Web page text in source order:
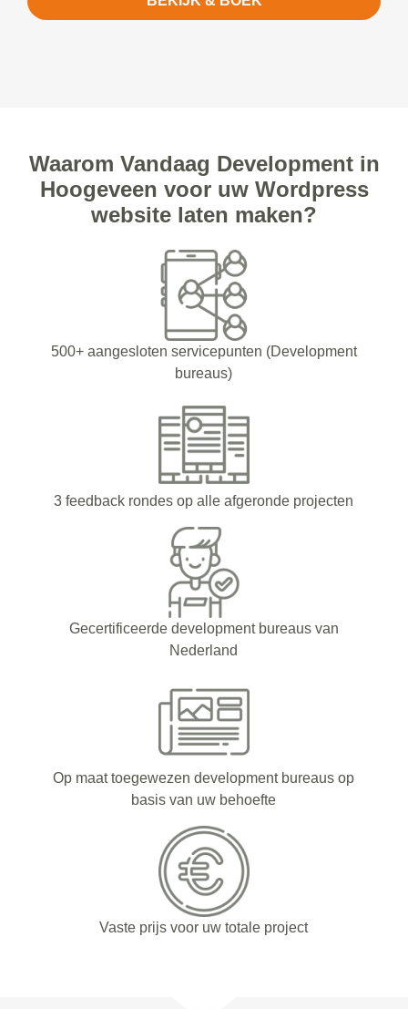
Waarom Vandaag Development in
Hoogeveen voor uw Wordpress
website laten maken?
500+ aangesloten servicepunten (Development
bureaus)
3 feedback rondes op alle afgeronde projecten
Gecertificeerde development bureaus van
Nederland
Op maat toegewezen development bureaus op
basis van uw behoefte
Vaste prijs voor uw totale project